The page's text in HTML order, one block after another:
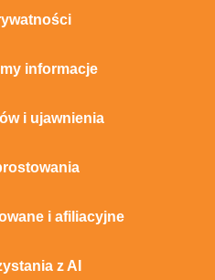
informacje
i ujawnienia
i afiliacyjne
z AI